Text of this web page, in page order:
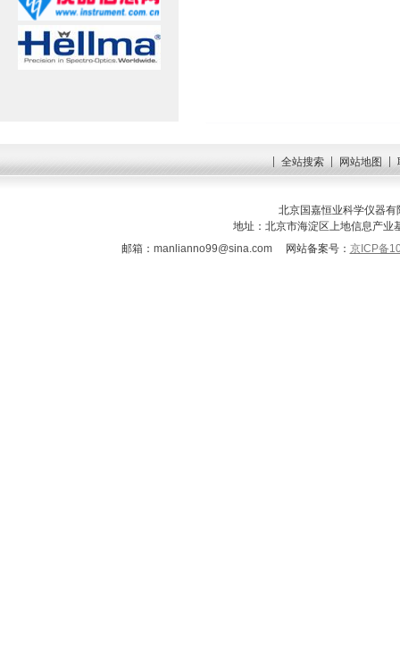
全站搜索 网站地图
北京国嘉恒业科学仪器
地址：北京市海淀区上地信息产
邮箱： manlianno99@sina.com 网站备案号： 京ICP备